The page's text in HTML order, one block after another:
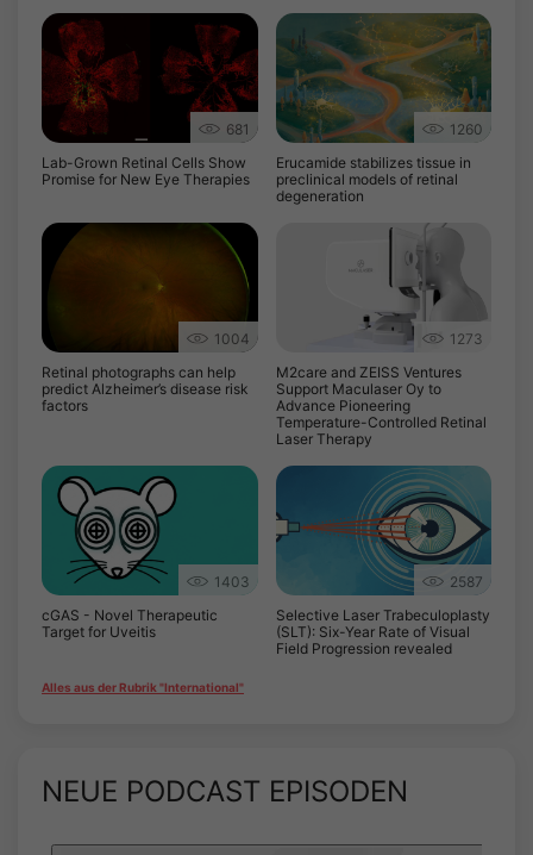
681
Lab-Grown Retinal Cells Show
Promise for New Eye Therapies
1260
Erucamide stabilizes tissue in
preclinical models of retinal
degeneration
1004
Retinal photographs can help
predict Alzheimer’s disease risk
factors
1273
M2care and ZEISS Ventures
Support Maculaser Oy to
Advance Pioneering
Temperature-Controlled Retinal
Laser Therapy
1403
cGAS - Novel Therapeutic
Target for Uveitis
2587
Selective Laser Trabeculoplasty
(SLT): Six-Year Rate of Visual
Field Progression revealed
Alles aus der Rubrik "International"
NEUE PODCAST EPISODEN